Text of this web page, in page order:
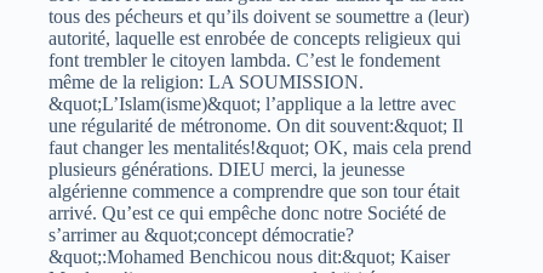
tous des pécheurs et qu’ils doivent se soumettre a (leur)
autorité, laquelle est enrobée de concepts religieux qui
font trembler le citoyen lambda. C’est le fondement
même de la religion: LA SOUMISSION.
&quot;L’Islam(isme)&quot; l’applique a la lettre avec
une régularité de métronome. On dit souvent:&quot; Il
faut changer les mentalités!&quot; OK, mais cela prend
plusieurs générations. DIEU merci, la jeunesse
algérienne commence a comprendre que son tour était
arrivé. Qu’est ce qui empêche donc notre Société de
s’arrimer au &quot;concept démocratie?
&quot;:Mohamed Benchicou nous dit:&quot; Kaiser